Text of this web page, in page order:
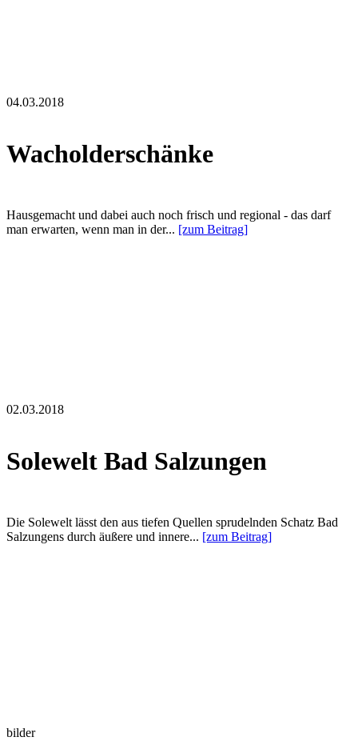
04.03.2018
Wacholderschänke
Hausgemacht und dabei auch noch frisch und regional - das darf
man erwarten, wenn man in der... [zum Beitrag]
02.03.2018
Solewelt Bad Salzungen
Die Solewelt lässt den aus tiefen Quellen sprudelnden Schatz Bad
Salzungens durch äußere und innere... [zum Beitrag]
bilder